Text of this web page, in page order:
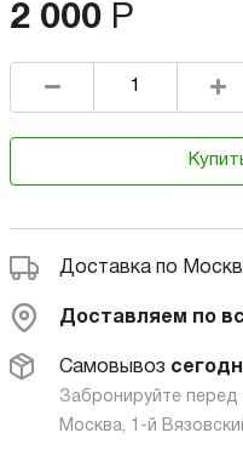
2 000 Р
Доставка по
Доставляем по
Самовывоз
Забронируйте
Москва, 1-й